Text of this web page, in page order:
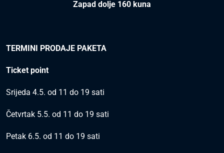
Zapad dolje 160 kuna
TERMINI PRODAJE PAKETA
Ticket point
Srijeda 4.5. od 11 do 19 sati
Četvrtak 5.5. od 11 do 19 sati
Petak 6.5. od 11 do 19 sati